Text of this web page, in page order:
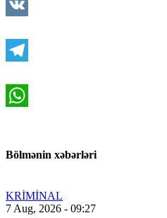
Bölmənin xəbərləri
KRİMİNAL
7 Aug, 2026 - 09:27